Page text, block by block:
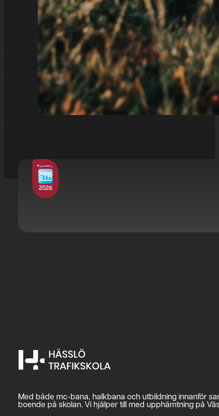
Med både mc-bana, halkbana och utbildning innanför
boende på skolan. Vi hjälper till med upphämtning på